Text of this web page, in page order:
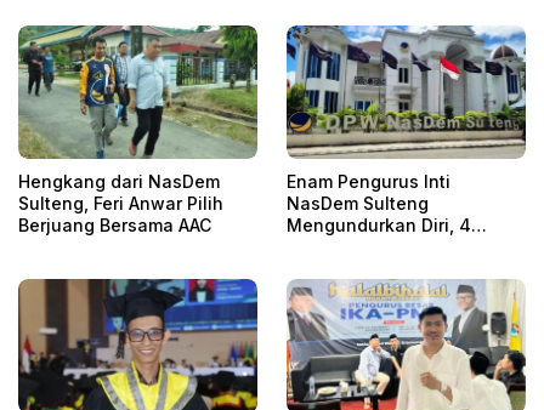
Hengkang dari NasDem
Sulteng, Feri Anwar Pilih
Berjuang Bersama AAC
Enam Pengurus Inti
NasDem Sulteng
Mengundurkan Diri, 4